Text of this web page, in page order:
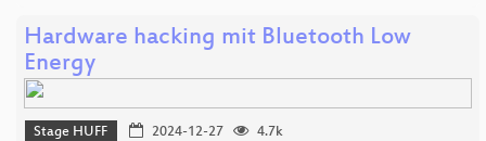
Hardware hacking mit Bluetooth Low
Energy
Stage HUFF 2024-12-27
4.7k